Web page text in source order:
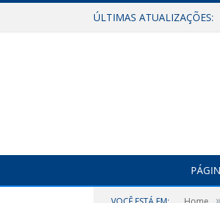
ÚLTIMAS ATUALIZAÇÕES: